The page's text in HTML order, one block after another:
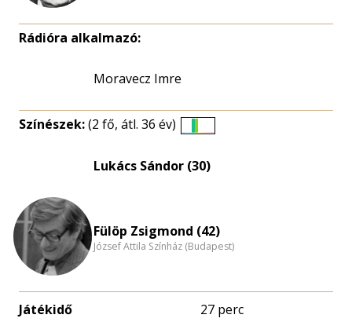
Rádióra alkalmazó:
Moravecz Imre
Színészek:(2 fő, átl. 36 év)
eloszlás
Lukács Sándor (30)
Fülöp Zsigmond (42)
József Attila Színház (Budapest)
Játékidő 27 perc